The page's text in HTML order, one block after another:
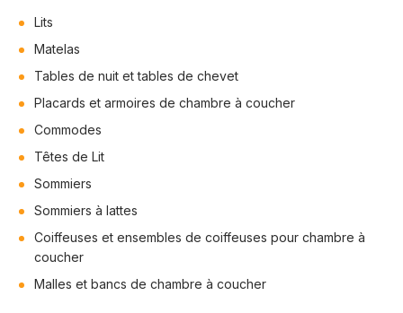
Lits
Matelas
Tables de nuit et tables de chevet
Placards et armoires de chambre à coucher
Commodes
Têtes de Lit
Sommiers
Sommiers à lattes
Coiffeuses et ensembles de coiffeuses pour chambre à
coucher
Malles et bancs de chambre à coucher